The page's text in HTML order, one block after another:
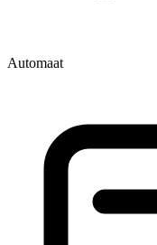
Automaat